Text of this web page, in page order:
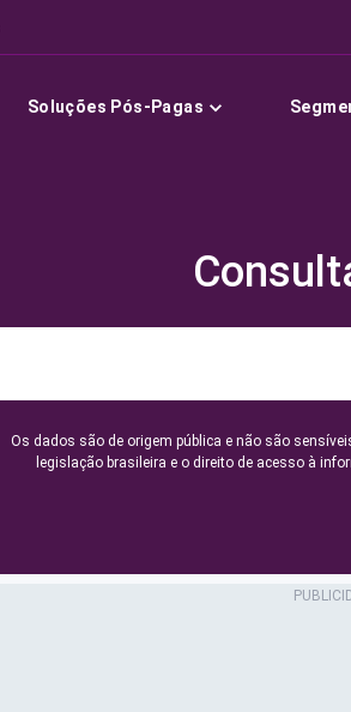
Soluções Pós-Pagas
Os dados são de origem pública e não são
legislação brasileira e o direito de acesso à